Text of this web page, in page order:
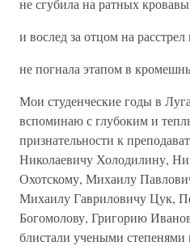
не сгубила на ратных
и вослед за отцом на расстрел
не погнала этапом в
Мои студенческие годы в
вспоминаю с глубоким и
признательности к
Николаевичу Холодилину,
Охотскому, Михаилу
Михаилу Гавриловичу Цук,
Богомолову, Григорию
блистали учеными